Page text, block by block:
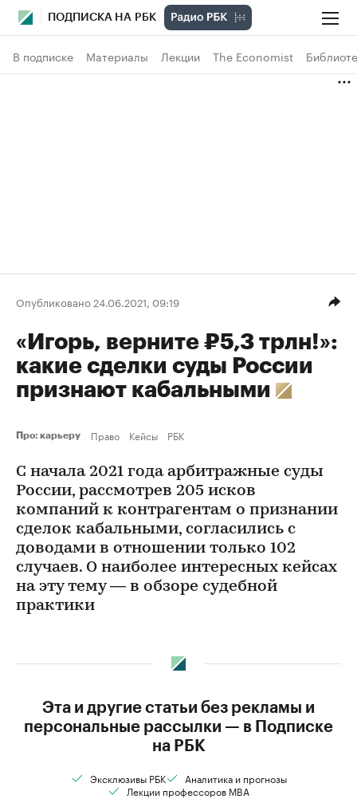
ПОДПИСКА НА РБК
В подписке Материалы Лекции The Economist
Опубликовано 24.06.2021, 09:19
«Игорь, верните ₽5,3 трлн!»:
какие сделки суды России
признают кабальными
Про: карьеру Право Кейсы РБК
С начала 2021 года арбитражные суды
России, рассмотрев 205 исков
компаний к контрагентам о признании
сделок кабальными, согласились с
доводами в отношении только 102
случаев. О наиболее интересных кейсах
на эту тему — в обзоре судебной
практики
Эта и другие статьи без рекламы и
персональные рассылки — в Подписке
на РБК
Эксклюзивы РБК
Аналитика и прогнозы
Лекции профессоров MBA